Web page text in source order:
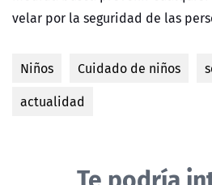
velar por la seguridad de las
Niños Cuidado de niños
actualidad